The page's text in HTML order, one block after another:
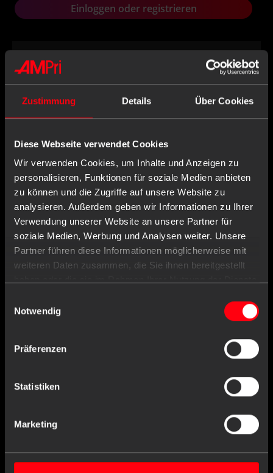
Zustimmung Details Über Cookies
Diese Webseite verwendet Cookies
Wir verwenden Cookies, um Inhalte und Anzeigen zu
personalisieren, Funktionen für soziale Medien anbieten
zu können und die Zugriffe auf unsere Website zu
analysieren. Außerdem geben wir Informationen zu Ihrer
Verwendung unserer Website an unsere Partner für
soziale Medien, Werbung und Analysen weiter. Unsere
Partner führen diese Informationen möglicherweise mit
weiteren Daten zusammen, die Sie ihnen bereitgestellt
Notwendig
Präferenzen
Statistiken
Marketing
Einloggen oder registrieren
Eigenschaften
Dokumente
Wird oft zusammen gekauft mit